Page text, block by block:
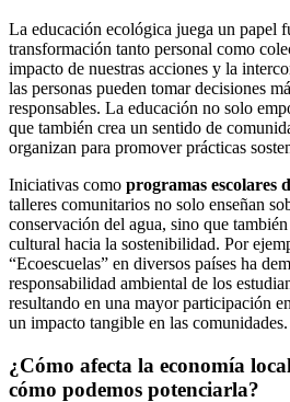
La educación ecológica juega un papel
transformación tanto personal como
impacto de nuestras acciones y la
las personas pueden tomar decisiones
responsables. La educación no solo
que también crea un sentido de
organizan para promover prácticas
Iniciativas como programas escolares
talleres comunitarios no solo enseñan
conservación del agua, sino que
cultural hacia la sostenibilidad. Por
“Ecoescuelas” en diversos países ha
responsabilidad ambiental de los
resultando en una mayor participación
un impacto tangible en las comunidades.
¿Cómo afecta la economía
cómo podemos potenciarla?